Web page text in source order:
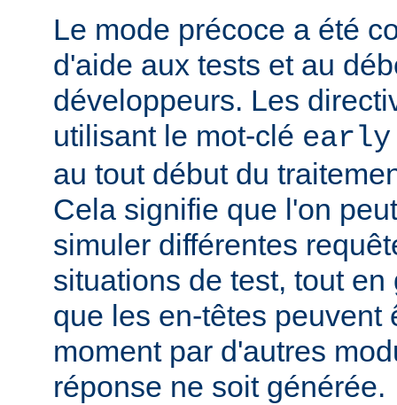
Le mode précoce a été
d'aide aux tests et au
développeurs. Les
utilisant le mot-clé early
au tout début du
Cela signifie que l'on
simuler différentes
situations de test, tout
que les en-têtes peuvent
moment par d'autres
réponse ne soit générée.